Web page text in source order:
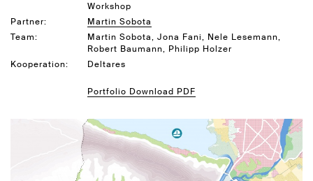
Workshop
Partner:
Martin Sobota
Team:
Martin Sobota, Jona Fani, Nele Lesemann,
Robert Baumann, Philipp Holzer
Kooperation:
Deltares
Portfolio Download PDF